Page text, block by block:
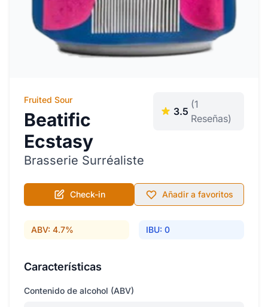
Fruited Sour
Beatific
Ecstasy
Brasserie Surréaliste
3.5
(1
Reseñas)
Check-in Añadir a favoritos
ABV: 4.7% IBU: 0
Características
Contenido de alcohol (ABV)